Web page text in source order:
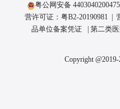
粤公网安备
营许可证： 粤B2-20190981 |
品单位备案凭证
| 第二类
Copyright @2019-